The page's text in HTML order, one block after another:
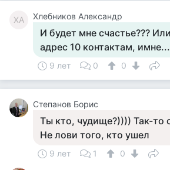
ХА Хлебников Александр
И будет мне счастье???
адрес 10 контактам,
9 лет 0 0
Степанов Борис
Ты кто, чудище?)))) Так-то
Не лови того, кто ушел
9 лет 1
0